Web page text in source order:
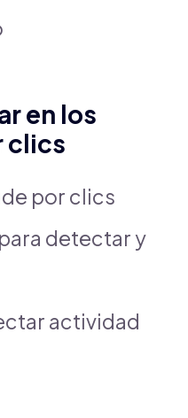
en los
clics
por clics
detectar y
actividad